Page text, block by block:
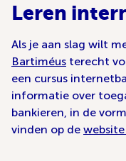
Leren
Als je aan slag wilt
Bartiméus terecht
een cursus
informatie over
bankieren, in de
vinden op de